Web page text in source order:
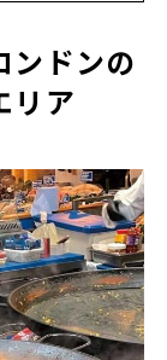
ンドンの
リア